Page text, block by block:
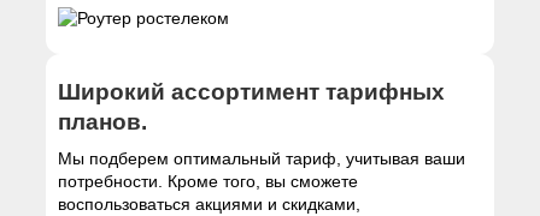
Широкий ассортимент тарифных
планов.
Мы подберем оптимальный тариф, учитывая ваши
потребности. Кроме того, вы сможете
воспользоваться акциями и скидками,